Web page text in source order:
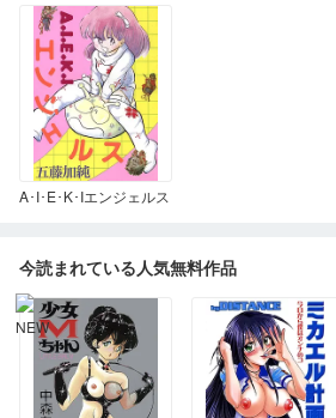
A･I･E･K･Iエンジェルス
今読まれている人気無料作品